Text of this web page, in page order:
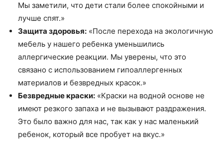
Мы заметили, что дети стали более спокойными и
лучше спят.»
Защита здоровья: «После перехода на экологичную
мебель у нашего ребенка уменьшились
аллергические реакции. Мы уверены, что это
связано с использованием гипоаллергенных
материалов и безвредных красок.»
Безвредные краски: «Краски на водной основе не
имеют резкого запаха и не вызывают раздражения.
Это было важно для нас, так как у нас маленький
ребенок, который все пробует на вкус.»